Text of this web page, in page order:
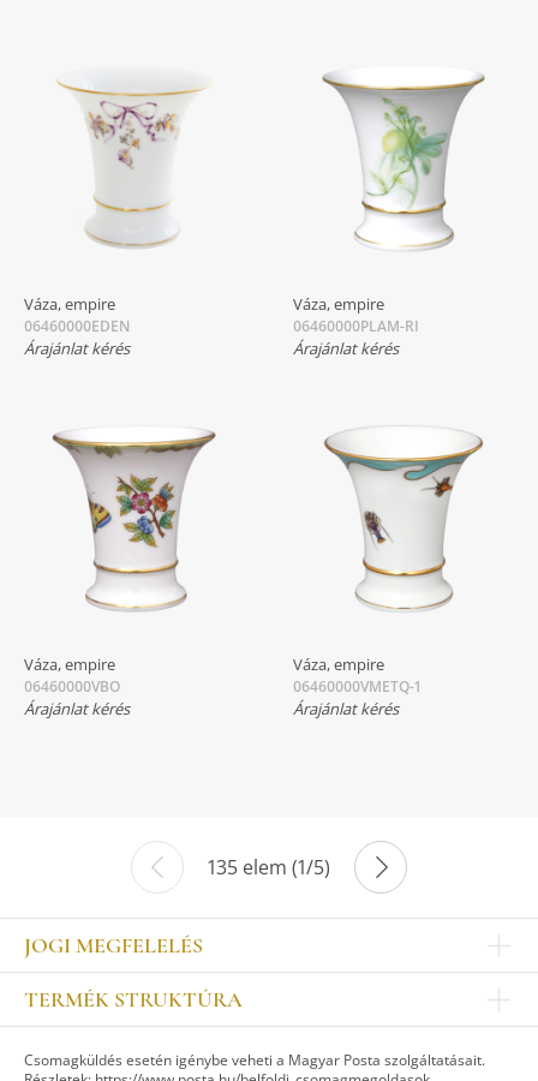
Váza, empire
06460000EDEN
Árajánlat kérés
Váza, empire
06460000PLAM-RI
Árajánlat kérés
Váza, empire
06460000VBO
Árajánlat kérés
Váza, empire
06460000VMETQ-1
Árajánlat kérés
135 elem (1/5)
JOGI MEGFELELÉS
Impresszum
Kapcsolat
Jogi nyilatkozat
TERMÉK STRUKTÚRA
ASZTALKULTÚRA
Csomagküldés esetén igénybe veheti a Magyar Posta szolgáltatásait.